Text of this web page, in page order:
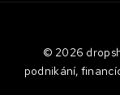
© 2026
podnikání,